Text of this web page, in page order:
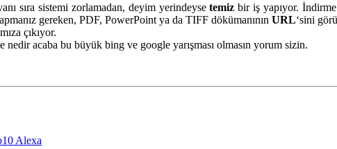
sıra sistemi zorlamadan, deyim yerindeysetemizbir iş yapıyor.
gereken, PDF, PowerPoint ya da TIFF dökümanının URL‘sini
çıkıyor.
acaba bu büyük bing ve google yarışması olmasın yorum sizin.
Alexa